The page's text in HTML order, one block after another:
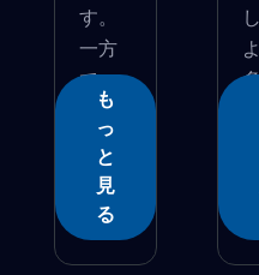
す。
一方
で、
顧...
も
っ
と
見
る